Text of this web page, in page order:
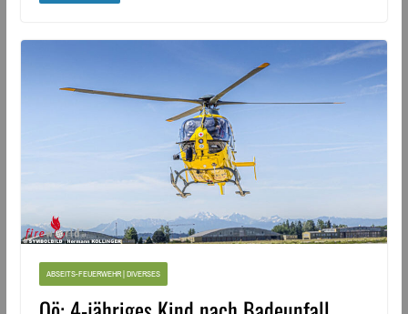
ABSEITS-FEUERWEHR | DIVERSES